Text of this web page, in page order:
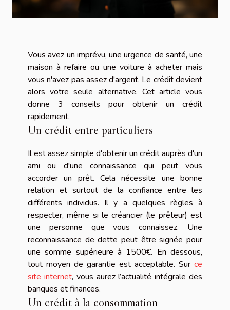
Vous avez un imprévu, une urgence de santé, une
maison à refaire ou une voiture à acheter mais
vous n'avez pas assez d'argent. Le crédit devient
alors votre seule alternative. Cet article vous
donne 3 conseils pour obtenir un crédit
rapidement.
Un crédit entre particuliers
Il est assez simple d'obtenir un crédit auprès d'un
ami ou d'une connaissance qui peut vous
accorder un prêt. Cela nécessite une bonne
relation et surtout de la confiance entre les
différents individus. Il y a quelques règles à
respecter, même si le créancier (le prêteur) est
une personne que vous connaissez. Une
reconnaissance de dette peut être signée pour
une somme supérieure à 1500€. En dessous,
tout moyen de garantie est acceptable. Sur ce
site internet, vous aurez l’actualité intégrale des
banques et finances.
Un crédit à la consommation